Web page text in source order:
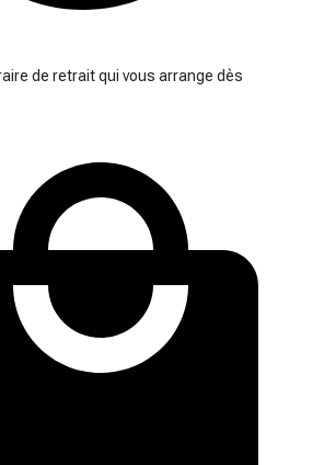
de retrait qui vous arrange dès